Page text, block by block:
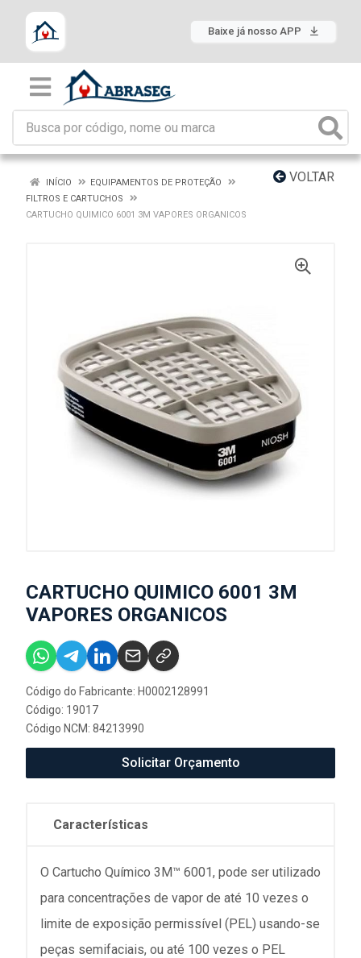
Baixe já nosso APP
VOLTAR
INÍCIO
EQUIPAMENTOS DE PROTEÇÃO
FILTROS E CARTUCHOS
CARTUCHO QUIMICO 6001 3M VAPORES ORGANICOS
CARTUCHO QUIMICO 6001 3M
VAPORES ORGANICOS
Código do Fabricante: H0002128991
Código: 19017
Código NCM: 84213990
Solicitar Orçamento
Características
O Cartucho Químico 3M™ 6001, pode ser utilizado
para concentrações de vapor de até 10 vezes o
limite de exposição permissível (PEL) usando-se
peças semifaciais, ou até 100 vezes o PEL